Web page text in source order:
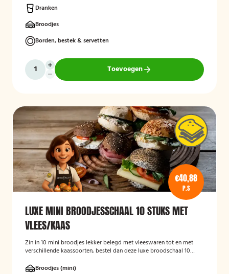
Dranken
Broodjes
Borden, bestek & servetten
Toevoegen
€40,88
P.S
LUXE MINI BROODJESSCHAAL 10 STUKS MET
VLEES/KAAS
Zin in 10 mini broodjes lekker belegd met vleeswaren tot en met
verschillende kaassoorten, bestel dan deze luxe broodschaal 10
Broodjes (mini)